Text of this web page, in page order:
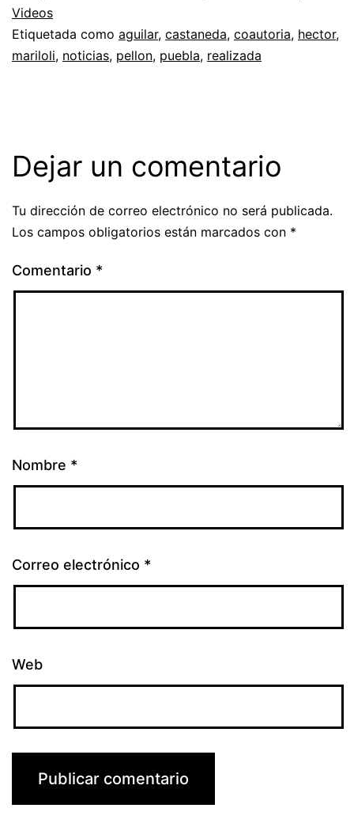
Videos
Etiquetada como aguilar, castaneda, coautoria, hector,
mariloli, noticias, pellon, puebla, realizada
Dejar un comentario
Tu dirección de correo electrónico no será publicada.
Los campos obligatorios están marcados con *
Comentario *
Nombre *
Correo electrónico *
Web